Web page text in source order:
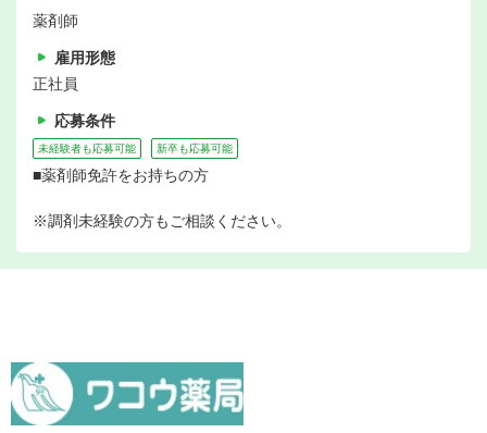
薬剤師
雇用形態
正社員
応募条件
未経験者も応募可能 新卒も応募可能
■薬剤師免許をお持ちの方
※調剤未経験の方もご相談ください。